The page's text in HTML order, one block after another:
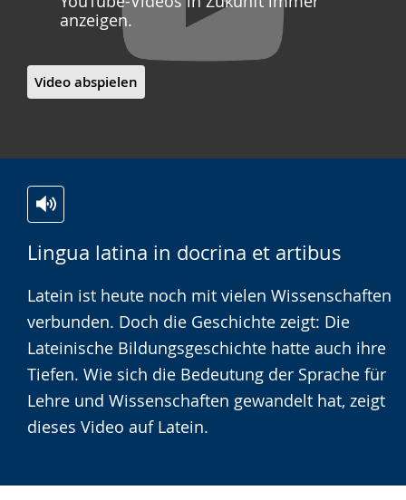
anzeigen.
Video abspielen
Lingua latina in docrina et artibus
Leichten
Sprache
wechseln.
Audio-
Unterstützung.
Video
in
Deutscher
Gebärdensprache
wird
angezeigt.
Latein ist heute noch mit vielen Wissenschaften
verbunden. Doch die Geschichte zeigt: Die
Lateinische Bildungsgeschichte hatte auch ihre
Tiefen. Wie sich die Bedeutung der Sprache für
Lehre und Wissenschaften gewandelt hat, zeigt
dieses Video auf Latein.